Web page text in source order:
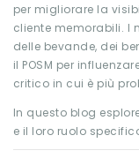
per migliorare la
cliente memorabili. I
delle bevande, dei
il POSM per
critico in cui è più
In questo blog
e il loro ruolo